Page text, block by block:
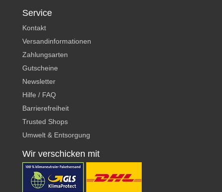
Service
Kontakt
Versandinformationen
Zahlungsarten
Gutscheine
Newsletter
Hilfe / FAQ
Barrierefreiheit
Trusted Shops
Umwelt & Entsorgung
Wir verschicken mit